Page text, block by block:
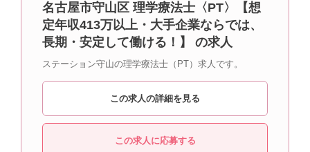
名古屋市守山区 理学療法士〈PT〉【想
定年収413万以上・大手企業ならでは、
長期・安定して働ける！】 の求人
ステーション守山の理学療法士（PT）求人です。
この求人の詳細を見る
この求人に応募する